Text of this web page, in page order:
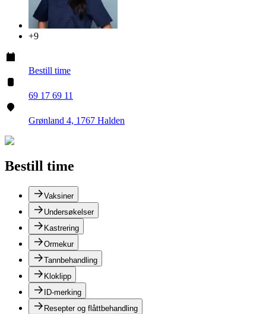
+9
Bestill time
69 17 69 11
Grønland 4, 1767 Halden
Bestill time
Vaksiner
Undersøkelser
Kastrering
Ormekur
Tannbehandling
Kloklipp
ID-merking
Resepter og flåttbehandling